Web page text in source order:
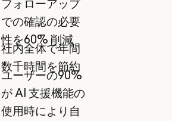
フォローアップ
での確認の必要
性を60% 削減
社内全体で年間
数千時間を節約
ユーザーの90%
が AI 支援機能の
使用時により自